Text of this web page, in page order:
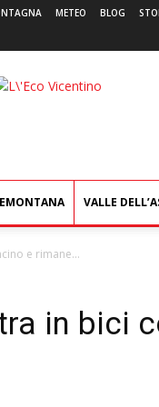
METEO BLOG
L'Eco
VALLE
e rimane...
in bici